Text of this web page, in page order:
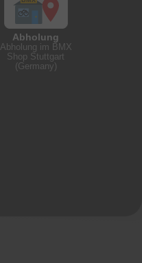
Abholung
Abholung im BMX
Shop Stuttgart
(Germany)